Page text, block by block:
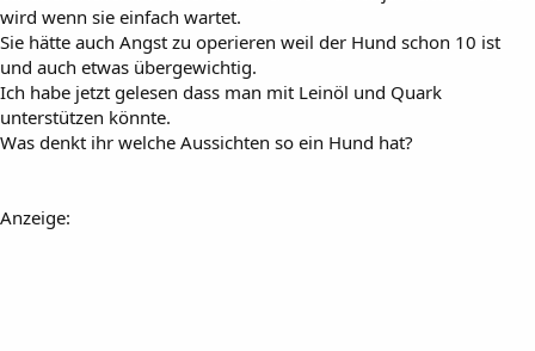
wird wenn sie einfach wartet.
Sie hätte auch Angst zu operieren weil der Hund schon 10 ist
und auch etwas übergewichtig.
Ich habe jetzt gelesen dass man mit Leinöl und Quark
unterstützen könnte.
Was denkt ihr welche Aussichten so ein Hund hat?
Anzeige: